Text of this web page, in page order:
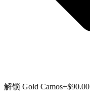
解锁 Gold Camos+$90.00